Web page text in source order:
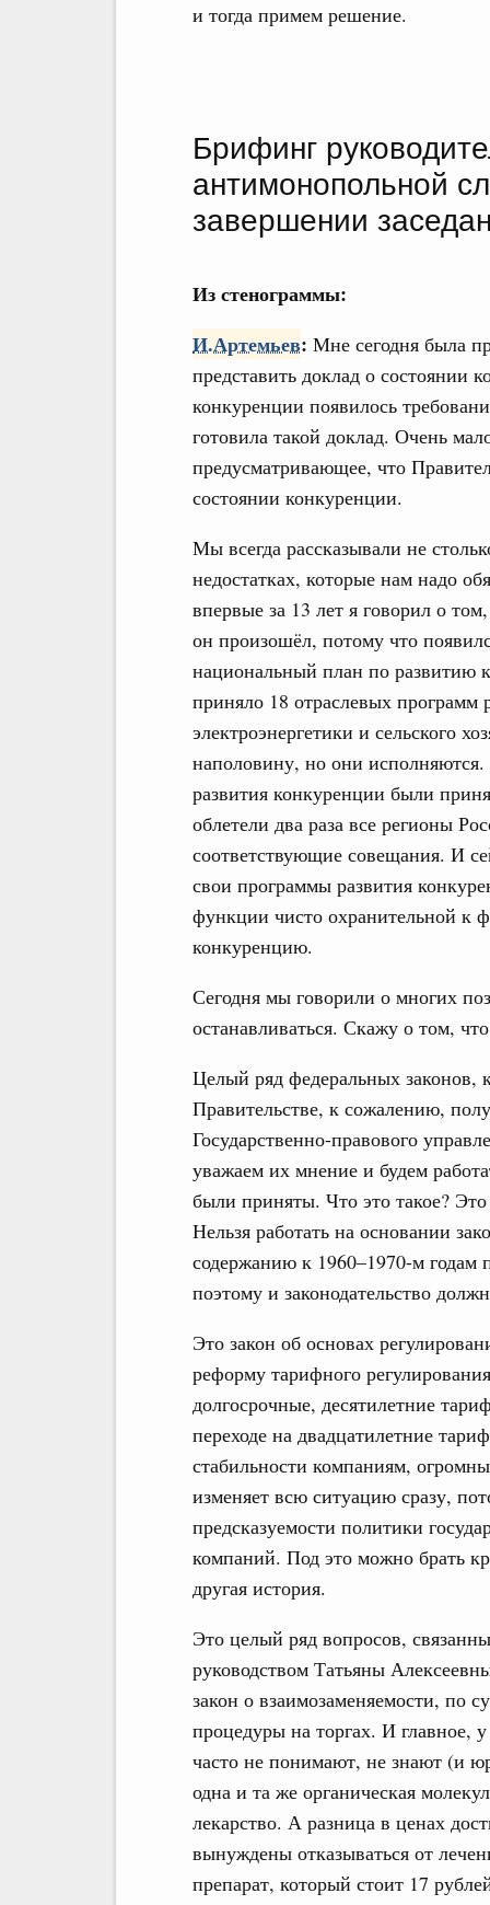
и тогда примем решение.
Брифинг
антимонопольной
завершении
Из стенограммы:
И.Артемьев: Мне сегодня была
представить доклад о состоянии
конкуренции появилось
готовила такой доклад. Очень
предусматривающее, что
состоянии конкуренции.
Мы всегда рассказывали не
недостатках, которые нам надо
впервые за 13 лет я говорил о
он произошёл, потому что
национальный план по развитию
приняло 18 отраслевых программ
электроэнергетики и сельского
наполовину, но они
развития конкуренции были
облетели два раза все регионы
соответствующие совещания. И
свои программы развития
функции чисто охранительной к
конкуренцию.
Сегодня мы говорили о многих
останавливаться. Скажу о том,
Целый ряд федеральных законов,
Правительстве, к сожалению,
Государственно-правового
уважаем их мнение и будем
были приняты. Что это такое?
Нельзя работать на основании
содержанию к 1960–1970-м
поэтому и законодательство
Это закон об основах
реформу тарифного
долгосрочные, десятилетние
переходе на двадцатилетние
стабильности компаниям,
изменяет всю ситуацию сразу,
предсказуемости политики
компаний. Под это можно брать
другая история.
Это целый ряд вопросов,
руководством Татьяны
закон о взаимозаменяемости, по
процедуры на торгах. И главное,
часто не понимают, не знают (и
одна и та же органическая
лекарство. А разница в ценах
вынуждены отказываться от
препарат, который стоит 17